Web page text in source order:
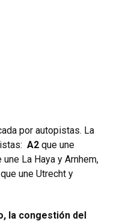
por autopistas. La
A2 que une
une La Haya y Arnhem,
que une Utrecht y
la congestión del